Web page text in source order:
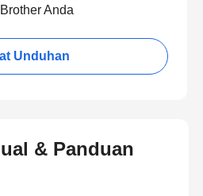
Anda
Unduhan
& Panduan